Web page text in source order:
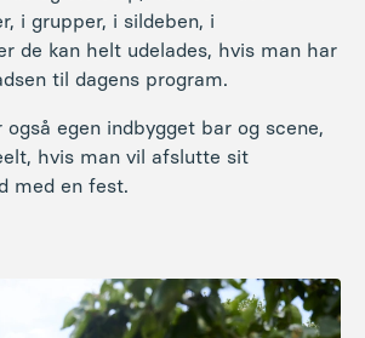
i grupper, i sildeben, i
de kan helt udelades, hvis man har
til dagens program.
egen indbygget bar og scene,
hvis man vil afslutte sit
med en fest.